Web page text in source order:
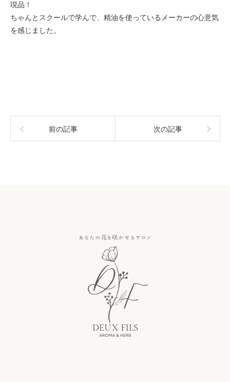
現品！
ちゃんとスクールで学んで、精油を使っているメーカーの心意気
を感じました。
前の記事 次の記事